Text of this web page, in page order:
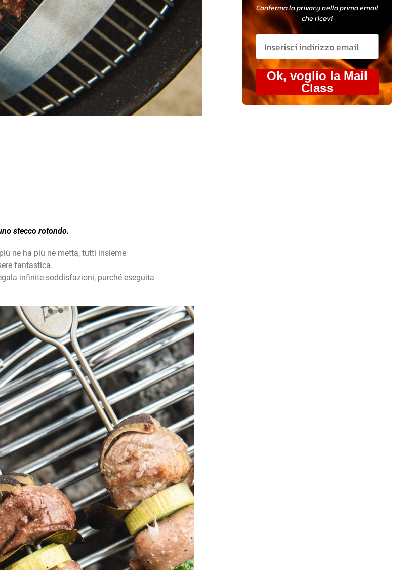
stecco rotondo.
ne ha più ne metta, tutti insieme
fantastica.
infinite soddisfazioni, purché eseguita
Conferma la privacy nella prima email
che ricevi
Ok, voglio la Mail
Class